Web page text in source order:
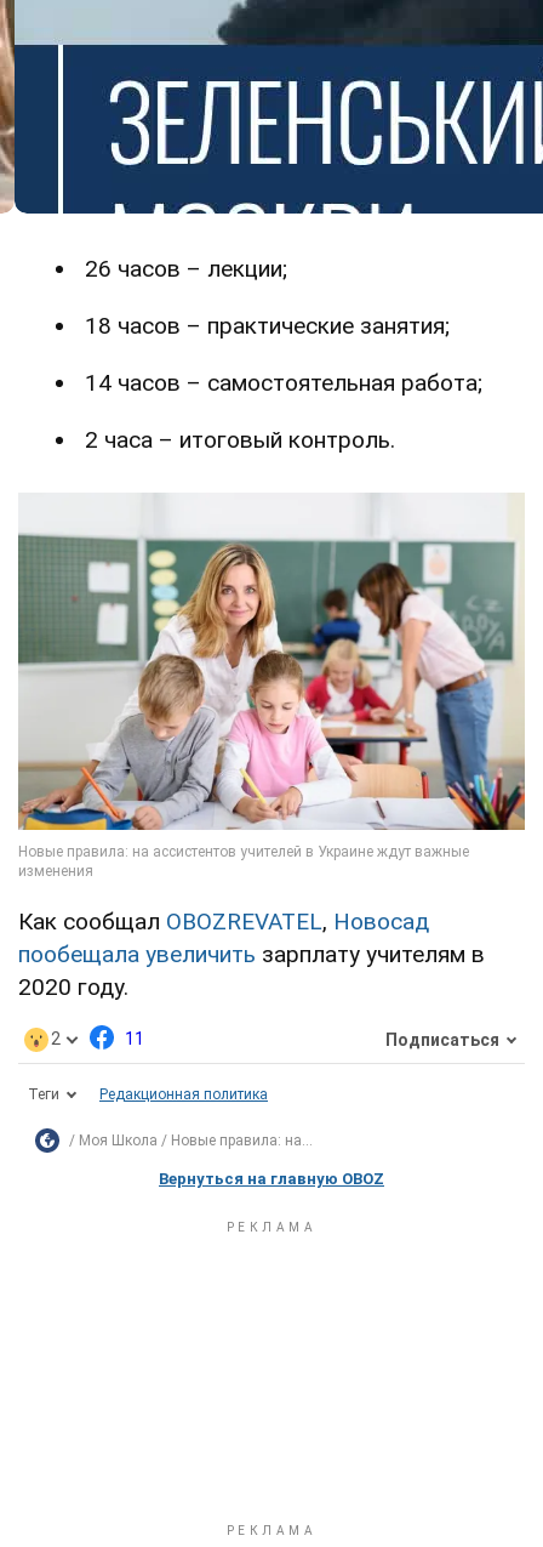
26 часов – лекции;
18 часов – практические занятия;
14 часов – самостоятельная работа;
2 часа – итоговый контроль.
Как сообщал OBOZREVATEL, Новосад
пообещала увеличить зарплату учителям в
2020 году.
2 11 Подписаться
Теги Редакционная политика
Моя Школа Новые правила: на...
Вернуться на главную OBOZ